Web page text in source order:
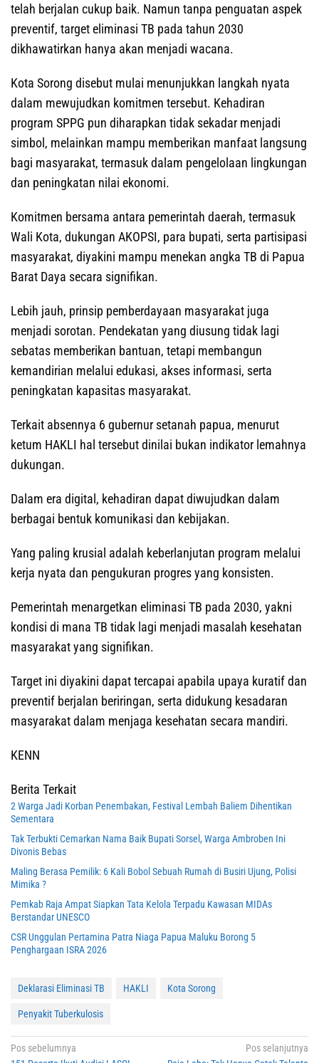
telah berjalan cukup baik. Namun tanpa penguatan aspek
preventif, target eliminasi TB pada tahun 2030
dikhawatirkan hanya akan menjadi wacana.
Kota Sorong disebut mulai menunjukkan langkah nyata
dalam mewujudkan komitmen tersebut. Kehadiran
program SPPG pun diharapkan tidak sekadar menjadi
simbol, melainkan mampu memberikan manfaat langsung
bagi masyarakat, termasuk dalam pengelolaan lingkungan
dan peningkatan nilai ekonomi.
Komitmen bersama antara pemerintah daerah, termasuk
Wali Kota, dukungan AKOPSI, para bupati, serta partisipasi
masyarakat, diyakini mampu menekan angka TB di Papua
Barat Daya secara signifikan.
Lebih jauh, prinsip pemberdayaan masyarakat juga
menjadi sorotan. Pendekatan yang diusung tidak lagi
sebatas memberikan bantuan, tetapi membangun
kemandirian melalui edukasi, akses informasi, serta
peningkatan kapasitas masyarakat.
Terkait absennya 6 gubernur setanah papua, menurut
ketum HAKLI hal tersebut dinilai bukan indikator lemahnya
dukungan.
Dalam era digital, kehadiran dapat diwujudkan dalam
berbagai bentuk komunikasi dan kebijakan.
Yang paling krusial adalah keberlanjutan program melalui
kerja nyata dan pengukuran progres yang konsisten.
Pemerintah menargetkan eliminasi TB pada 2030, yakni
kondisi di mana TB tidak lagi menjadi masalah kesehatan
masyarakat yang signifikan.
Target ini diyakini dapat tercapai apabila upaya kuratif dan
preventif berjalan beriringan, serta didukung kesadaran
masyarakat dalam menjaga kesehatan secara mandiri.
KENN
Berita Terkait
2 Warga Jadi Korban Penembakan, Festival Lembah Baliem Dihentikan
Sementara
Tak Terbukti Cemarkan Nama Baik Bupati Sorsel, Warga Ambroben Ini
Divonis Bebas
Maling Berasa Pemilik: 6 Kali Bobol Sebuah Rumah di Busiri Ujung, Polisi
Mimika ?
Pemkab Raja Ampat Siapkan Tata Kelola Terpadu Kawasan MIDAs
Berstandar UNESCO
CSR Unggulan Pertamina Patra Niaga Papua Maluku Borong 5
Penghargaan ISRA 2026
Deklarasi Eliminasi TB HAKLI Kota Sorong
Penyakit Tuberkulosis
Navigasi
Pos sebelumnya
Pos selanjutnya